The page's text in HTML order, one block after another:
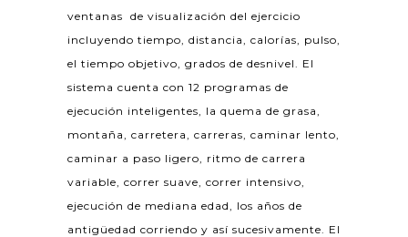
ventanas de visualización del ejercicio
incluyendo tiempo, distancia, calorías, pulso,
el tiempo objetivo, grados de desnivel. El
sistema cuenta con 12 programas de
ejecución inteligentes, la quema de grasa,
montaña, carretera, carreras, caminar lento,
caminar a paso ligero, ritmo de carrera
variable, correr suave, correr intensivo,
ejecución de mediana edad, los años de
antigüedad corriendo y así sucesivamente. El